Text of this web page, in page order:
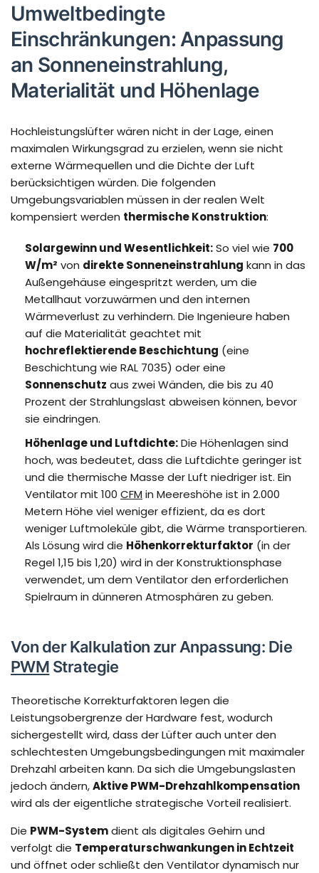
Umweltbedingte
Einschränkungen: Anpassung
an Sonneneinstrahlung,
Materialität und Höhenlage
Hochleistungslüfter wären nicht in der Lage, einen
maximalen Wirkungsgrad zu erzielen, wenn sie nicht
externe Wärmequellen und die Dichte der Luft
berücksichtigen würden. Die folgenden
Umgebungsvariablen müssen in der realen Welt
kompensiert werden thermische Konstruktion:
Solargewinn und Wesentlichkeit:So viel wie 700
W/m² von direkte Sonneneinstrahlung kann in das
Außengehäuse eingespritzt werden, um die
Metallhaut vorzuwärmen und den internen
Wärmeverlust zu verhindern. Die Ingenieure haben
auf die Materialität geachtet mit
hochreflektierende Beschichtung (eine
Beschichtung wie RAL 7035) oder eine
Sonnenschutz aus zwei Wänden, die bis zu 40
Prozent der Strahlungslast abweisen können, bevor
sie eindringen.
Höhenlage und Luftdichte:Die Höhenlagen sind
hoch, was bedeutet, dass die Luftdichte geringer ist
und die thermische Masse der Luft niedriger ist. Ein
Ventilator mit 100 CFM in Meereshöhe ist in 2.000
Metern Höhe viel weniger effizient, da es dort
weniger Luftmoleküle gibt, die Wärme transportieren.
Als Lösung wird die Höhenkorrekturfaktor (in der
Regel 1,15 bis 1,20) wird in der Konstruktionsphase
verwendet, um dem Ventilator den erforderlichen
Spielraum in dünneren Atmosphären zu geben.
Von der Kalkulation zur Anpassung: Die
PWM Strategie
Theoretische Korrekturfaktoren legen die
Leistungsobergrenze der Hardware fest, wodurch
sichergestellt wird, dass der Lüfter auch unter den
schlechtesten Umgebungsbedingungen mit maximaler
Drehzahl arbeiten kann. Da sich die Umgebungslasten
jedoch ändern,Aktive PWM-Drehzahlkompensation
wird als der eigentliche strategische Vorteil realisiert.
Die PWM-Systemdient als digitales Gehirn und
verfolgt die Temperaturschwankungen in Echtzeit
und öffnet oder schließt den Ventilator dynamisch nur